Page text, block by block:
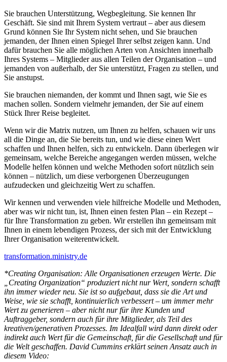
Sie brauchen Unterstützung, Wegbegleitung. Sie kennen Ihr
Geschäft. Sie sind mit Ihrem System vertraut – aber aus diesem
Grund können Sie Ihr System nicht sehen, und Sie brauchen
jemanden, der Ihnen einen Spiegel Ihrer selbst zeigen kann. Und
dafür brauchen Sie alle möglichen Arten von Ansichten innerhalb
Ihres Systems – Mitglieder aus allen Teilen der Organisation – und
jemanden von außerhalb, der Sie unterstützt, Fragen zu stellen, und
Sie anstupst.
Sie brauchen niemanden, der kommt und Ihnen sagt, wie Sie es
machen sollen. Sondern vielmehr jemanden, der Sie auf einem
Stück Ihrer Reise begleitet.
Wenn wir die Matrix nutzen, um Ihnen zu helfen, schauen wir uns
all die Dinge an, die Sie bereits tun, und wie diese einen Wert
schaffen und Ihnen helfen, sich zu entwickeln. Dann überlegen wir
gemeinsam, welche Bereiche angegangen werden müssen, welche
Modelle helfen können und welche Methoden sofort nützlich sein
können – nützlich, um diese verborgenen Überzeugungen
aufzudecken und gleichzeitig Wert zu schaffen.
Wir kennen und verwenden viele hilfreiche Modelle und Methoden,
aber was wir nicht tun, ist, Ihnen einen festen Plan – ein Rezept –
für Ihre Transformation zu geben. Wir erstellen ihn gemeinsam mit
Ihnen in einem lebendigen Prozess, der sich mit der Entwicklung
Ihrer Organisation weiterentwickelt.
transformation.ministry.de
*Creating Organisation: Alle Organisationen erzeugen Werte. Die
„Creating Organization“ produziert nicht nur Wert, sondern schafft
ihn immer wieder neu. Sie ist so aufgebaut, dass sie die Art und
Weise, wie sie schafft, kontinuierlich verbessert – um immer mehr
Wert zu generieren – aber nicht nur für ihre Kunden und
Auftraggeber, sondern auch für ihre Mitglieder, als Teil des
kreativen/generativen Prozesses. Im Idealfall wird dann direkt oder
indirekt auch Wert für die Gemeinschaft, für die Gesellschaft und für
die Welt geschaffen. David Cummins erklärt seinen Ansatz auch in
diesem Video: